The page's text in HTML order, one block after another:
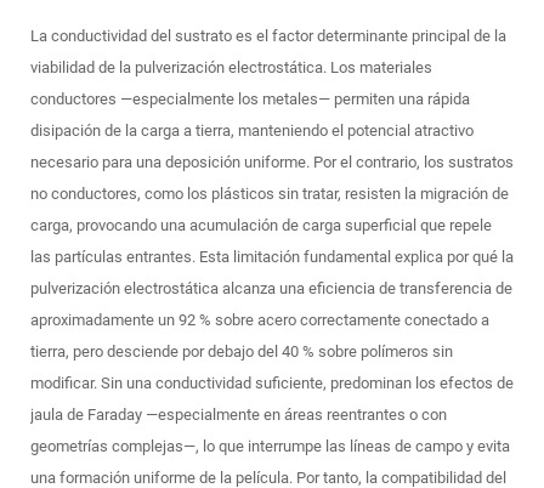
La conductividad del sustrato es el factor determinante principal de la
viabilidad de la pulverización electrostática. Los materiales
conductores —especialmente los metales— permiten una rápida
disipación de la carga a tierra, manteniendo el potencial atractivo
necesario para una deposición uniforme. Por el contrario, los sustratos
no conductores, como los plásticos sin tratar, resisten la migración de
carga, provocando una acumulación de carga superficial que repele
las partículas entrantes. Esta limitación fundamental explica por qué la
pulverización electrostática alcanza una eficiencia de transferencia de
aproximadamente un 92 % sobre acero correctamente conectado a
tierra, pero desciende por debajo del 40 % sobre polímeros sin
modificar. Sin una conductividad suficiente, predominan los efectos de
jaula de Faraday —especialmente en áreas reentrantes o con
geometrías complejas—, lo que interrumpe las líneas de campo y evita
una formación uniforme de la película. Por tanto, la compatibilidad del